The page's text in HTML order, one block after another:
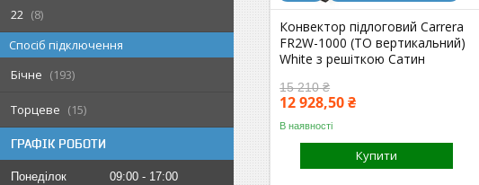
22
8
Спосіб підключення
Бічне
193
Торцеве 15
ГРАФІК РОБОТИ
Понеділок 09:00
17:00
Конвектор підлоговий Carrera
FR2W-1000 (ТО вертикальний)
White з решіткою Сатин
15 210 ₴
12 928,50 ₴
В наявності
Купити